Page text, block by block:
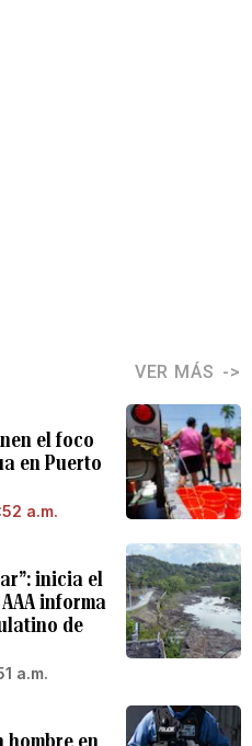
VER MÁS
el foco
en Puerto
a.m.
inicia el
informa
de
a.m.
en